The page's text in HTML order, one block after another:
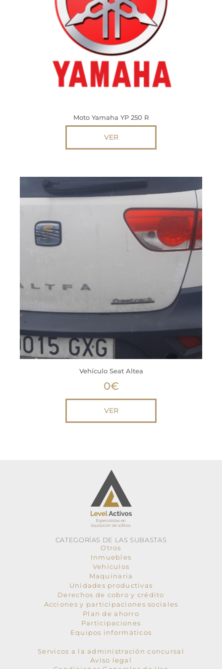
Moto Yamaha YP 250 R
VER
Vehículo Seat Altea
0€
VER
CATEGORÍAS DE LAS SUBASTAS
Otros
Inmuebles
Vehículos
Maquinaria
Unidades productivas
Derechos de cobro y crédito
Acciones y participaciones sociales
Plan de ahorro
Participaciones
Equipos informáticos
Servicos a la administración concursal
Aviso legal